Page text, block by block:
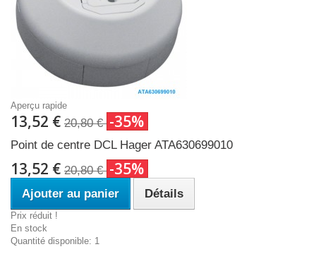
Aperçu rapide
13,52 € 20,80 € -35%
Point de centre DCL Hager ATA630699010
13,52 € 20,80 € -35%
Ajouter au panier Détails
Prix réduit !
En stock
Quantité disponible: 1